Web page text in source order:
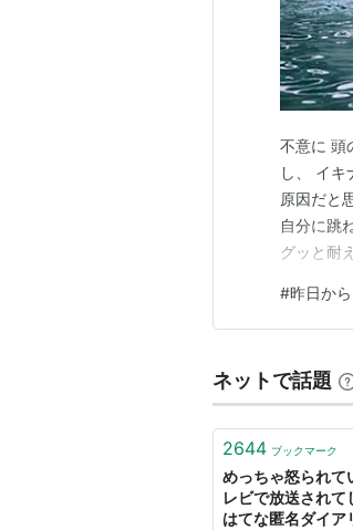
不意に 頭
し、 イ
原因だと
自分に跳
グッと耐
であれば
いって言
#昨日から
ネットで話題
2644 ブックマーク
めっちゃ怒られて
レビで放送されて
はてな匿名ダイア